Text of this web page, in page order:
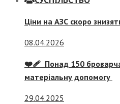
Ціни на АЗС скоро
08.04.2026
❤️‍🩹 Понад 150
матеріальну допомогу
29.04.2025